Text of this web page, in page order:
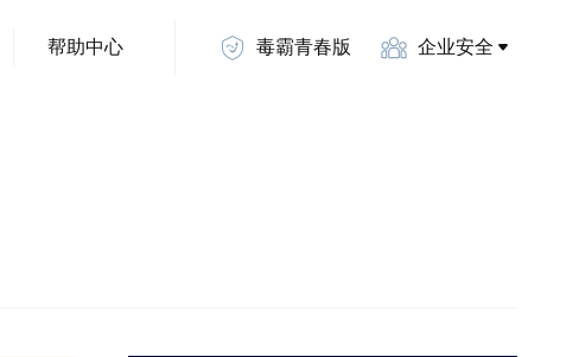
帮助中心 毒霸青春版 企业安全